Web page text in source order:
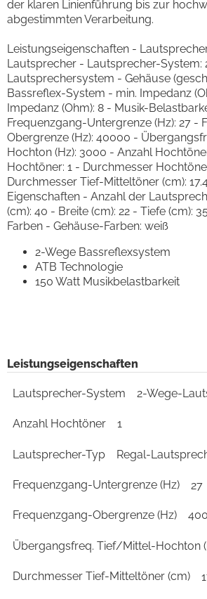
der klaren Linienführung bis zur
abgestimmten Verarbeitung.
Leistungseigenschaften -
Lautsprecher - Lautsprecher-System:
Lautsprechersystem - Gehäuse
Bassreflex-System - min. Impedanz
Impedanz (Ohm): 8 - Musik-
Frequenzgang-Untergrenze (Hz): 27 -
Obergrenze (Hz): 40000 -
Hochton (Hz): 3000 - Anzahl
Hochtöner: 1 - Durchmesser
Durchmesser Tief-Mitteltöner (cm):
Eigenschaften - Anzahl der
(cm): 40 - Breite (cm): 22 - Tiefe (cm):
Farben - Gehäuse-Farben: weiß
2-Wege Bassreflexsystem
ATB Technologie
150 Watt Musikbelastbarkeit
Leistungseigenschaften
Lautsprecher-System 2-Wege-
Anzahl Hochtöner 1
Lautsprecher-Typ Regal-
Frequenzgang-Untergrenze (Hz) 27
Frequenzgang-Obergrenze (Hz)
Übergangsfreq. Tief/Mittel-Hochton
Durchmesser Tief-Mitteltöner (cm)